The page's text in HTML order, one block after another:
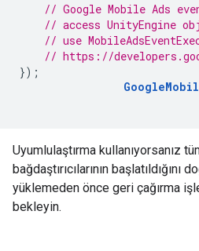
// Google Mobile Ads
// access UnityEngine
// use
// https://
});
Uyumlulaştırma kullanıyorsanız
bağdaştırıcılarının başlatıldığını
yüklemeden önce geri çağırma
bekleyin.